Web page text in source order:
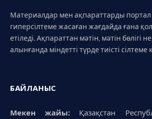
Материалдар мен ақпараттарды портал
гиперсілтеме жасаған жағдайда ғана
етіледі. Ақпараттан мәтін, мәтін бөлігі
алынғанда міндетті түрде тиісті сілтеме
БАЙЛАНЫС
Мекен жайы:Қазақстан